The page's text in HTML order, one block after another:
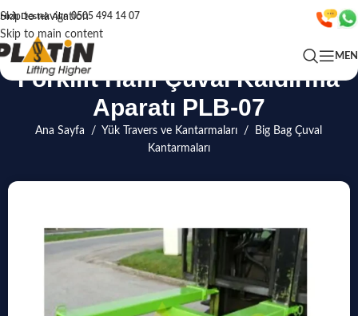
Skip to navigation
Skip to main content
Hızlı Destek Alın0505 494 14 07
Forklift Hafif Çuval Kaldırma
Aparatı PLB-07
Ana Sayfa / Yük Travers ve Kantarmaları /
Big Bag Çuval
Kantarmaları